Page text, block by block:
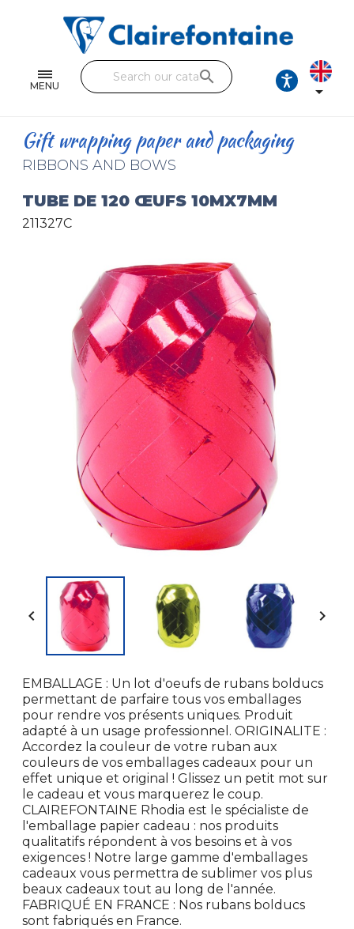
MENU
Single and double sheets
Fine arts
Handicraft
Pencil cases & Leather goods
FIND OUR COLLECTIONS
All the collections
search

Gift wrapping paper and packaging
RIBBONS AND BOWS
TUBE DE 120 ŒUFS 10MX7MM
211327C
 
EMBALLAGE : Un lot d'oeufs de rubans bolducs
permettant de parfaire tous vos emballages
pour rendre vos présents uniques. Produit
adapté à un usage professionnel. ORIGINALITE :
Accordez la couleur de votre ruban aux
couleurs de vos emballages cadeaux pour un
effet unique et original ! Glissez un petit mot sur
le cadeau et vous marquerez le coup.
CLAIREFONTAINE Rhodia est le spécialiste de
l'emballage papier cadeau : nos produits
qualitatifs répondent à vos besoins et à vos
exigences ! Notre large gamme d'emballages
cadeaux vous permettra de sublimer vos plus
beaux cadeaux tout au long de l'année.
FABRIQUÉ EN FRANCE : Nos rubans bolducs
sont fabriqués en France.